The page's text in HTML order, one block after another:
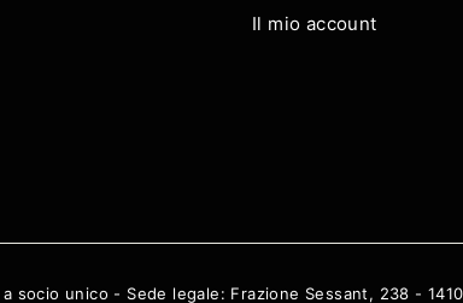
Il mio account
socio unico - Sede legale: Frazione Sessant, 238 -